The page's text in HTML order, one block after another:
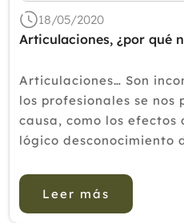
18/05/2020
Articulaciones, ¿por qué
Articulaciones… Son
los profesionales se
causa, como los efectos
lógico desconocimiento
historias sobre si es
Leer más